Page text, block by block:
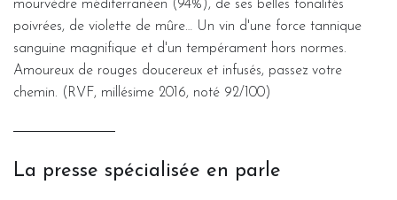
mourvèdre méditerranéen (94%), de ses belles tonalités
poivrées, de violette de mûre… Un vin d'une force tannique
sanguine magnifique et d'un tempérament hors normes.
Amoureux de rouges doucereux et infusés, passez votre
chemin. (RVF, millésime 2016, noté 92/100)
La presse spécialisée en parle